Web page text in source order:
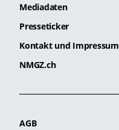
Mediadaten
Presseticker
Kontakt und Impressum
NMGZ.ch
AGB